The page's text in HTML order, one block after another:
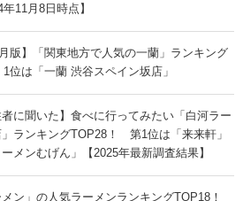
11月8日時点】
月版】「関東地方で人気の一蘭」ランキング
は「一蘭 渋谷スペイン坂店」
者に聞いた】食べに行ってみたい「白河ラー
」ランキングTOP28！ 第1位は「来来軒」
メンむげん」【2025年最新調査結果】
メン」の人気ラーメンランキングTOP18！